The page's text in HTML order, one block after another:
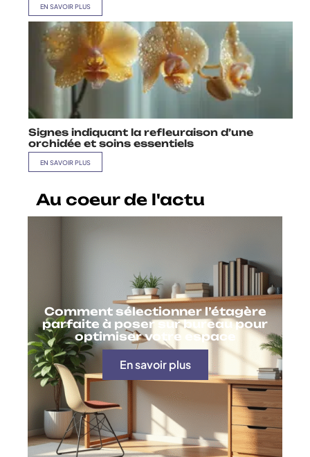
EN SAVOIR PLUS
Signes indiquant la refleuraison d’une
orchidée et soins essentiels
EN SAVOIR PLUS
Au coeur de l'actu
Comment sélectionner l’étagère
parfaite à poser sur bureau pour
optimiser votre espace
En savoir plus